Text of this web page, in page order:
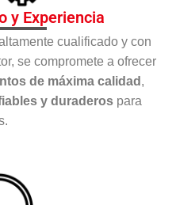
y Experiencia
cualificado y con
se compromete a ofrecer
de máxima calidad ,
y duraderos para